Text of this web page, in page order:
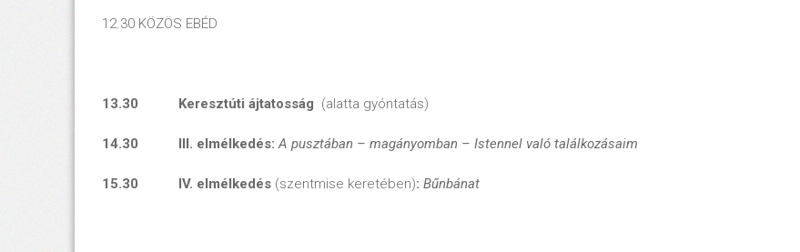
12.30 KÖZÖS EBÉD
13.30 Keresztúti ájtatosság (alatta gyóntatás)
14.30 III. elmélkedés: A pusztában – magányomban – Istennel való találkozásaim
15.30 IV. elmélkedés (szentmise keretében): Bűnbánat